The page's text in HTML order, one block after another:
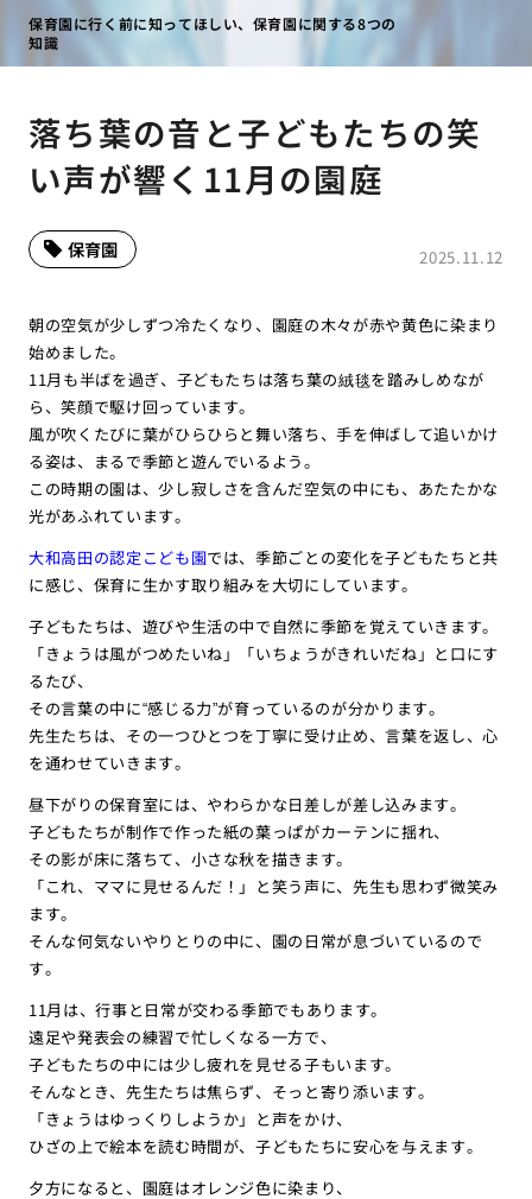
保育園に行く前に知ってほしい、保育園に関する8つの
知識
落ち葉の音と子どもたちの笑
い声が響く11月の園庭
2025.11.12
保育園
朝の空気が少しずつ冷たくなり、園庭の木々が赤や黄色に染まり
始めました。
11月も半ばを過ぎ、子どもたちは落ち葉の絨毯を踏みしめなが
ら、笑顔で駆け回っています。
風が吹くたびに葉がひらひらと舞い落ち、手を伸ばして追いかけ
る姿は、まるで季節と遊んでいるよう。
この時期の園は、少し寂しさを含んだ空気の中にも、あたたかな
光があふれています。
大和高田の認定こども園では、季節ごとの変化を子どもたちと共
に感じ、保育に生かす取り組みを大切にしています。
子どもたちは、遊びや生活の中で自然に季節を覚えていきます。
「きょうは風がつめたいね」「いちょうがきれいだね」と口にす
るたび、
その言葉の中に“感じる力”が育っているのが分かります。
先生たちは、その一つひとつを丁寧に受け止め、言葉を返し、心
を通わせていきます。
昼下がりの保育室には、やわらかな日差しが差し込みます。
子どもたちが制作で作った紙の葉っぱがカーテンに揺れ、
その影が床に落ちて、小さな秋を描きます。
「これ、ママに見せるんだ！」と笑う声に、先生も思わず微笑み
ます。
そんな何気ないやりとりの中に、園の日常が息づいているので
す。
11月は、行事と日常が交わる季節でもあります。
遠足や発表会の練習で忙しくなる一方で、
子どもたちの中には少し疲れを見せる子もいます。
そんなとき、先生たちは焦らず、そっと寄り添います。
「きょうはゆっくりしようか」と声をかけ、
ひざの上で絵本を読む時間が、子どもたちに安心を与えます。
夕方になると、園庭はオレンジ色に染まり、